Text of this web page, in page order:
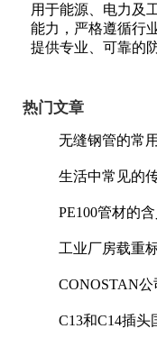
用于能源、电力及
能力，严格遵循行
提供专业、可靠的
热门文章
无缝钢管的常
生活中常见的
PE100管材的
工业厂房载重
CONOSTAN公
C13和C14插